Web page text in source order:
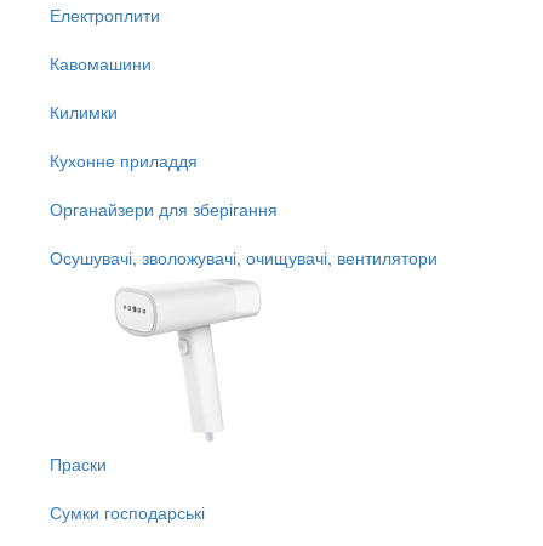
Електроплити
Кавомашини
Килимки
Кухонне приладдя
Органайзери для зберігання
Осушувачі, зволожувачі, очищувачі, вентилятори
Праски
Сумки господарські